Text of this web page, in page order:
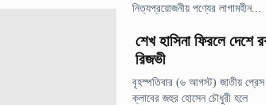
নিত্যপ্রয়োজনীয় পণ্যের লাগামহীন...
শেখ হাসিনা ফিরলে দেশে
রিজভী
বৃহস্পতিবার (৬ আগস্ট) জাতীয় প্রেস
ক্লাবের জহুর হোসেন চৌধুরী হলে